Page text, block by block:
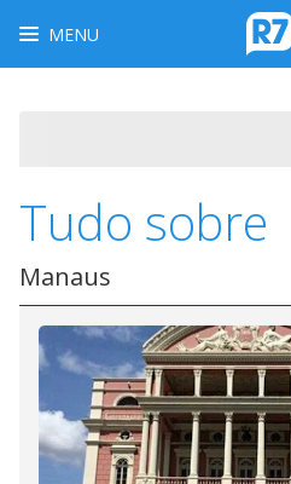
MENU
Tudo sobre
Manaus